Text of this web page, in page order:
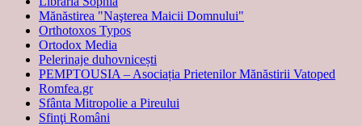
Mănăstirea "Naşterea Maicii Domnului"
Orthotoxos Typos
Ortodox Media
Pelerinaje duhovnicești
PEMPTOUSIA – Asociația Prietenilor Mănăstirii Vatoped
Romfea.gr
Sfânta Mitropolie a Pireului
Sfinţi Români